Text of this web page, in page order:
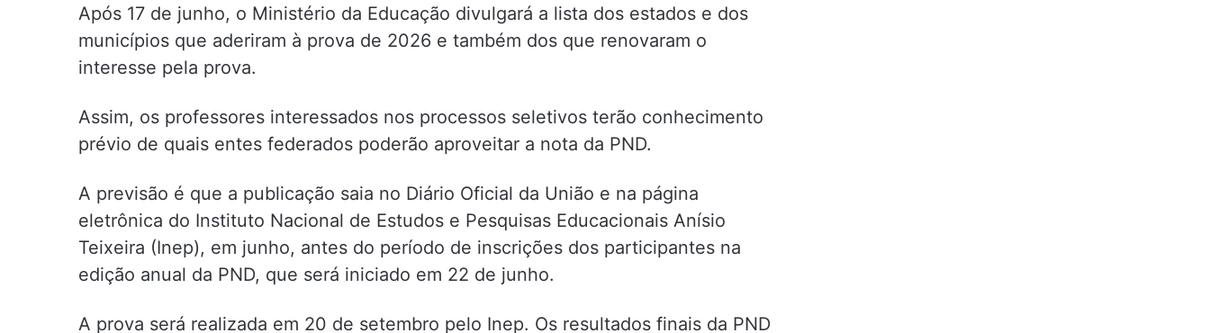
Após 17 de junho, o Ministério da Educação divulgará a lista dos estados e dos
municípios que aderiram à prova de 2026 e também dos que renovaram o
interesse pela prova.
Assim, os professores interessados nos processos seletivos terão conhecimento
prévio de quais entes federados poderão aproveitar a nota da PND.
A previsão é que a publicação saia no Diário Oficial da União e na página
eletrônica do Instituto Nacional de Estudos e Pesquisas Educacionais Anísio
Teixeira (Inep), em junho, antes do período de inscrições dos participantes na
edição anual da PND, que será iniciado em 22 de junho.
A prova será realizada em 20 de setembro pelo Inep. Os resultados finais da PND